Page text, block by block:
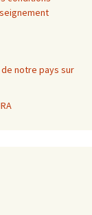
notre pays sur